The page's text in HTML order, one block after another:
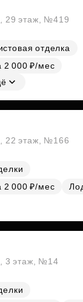
29 этаж, №419
отделка
2 000 ₽/мес
22 этаж, №166
2 000 ₽/мес
3 этаж, №14